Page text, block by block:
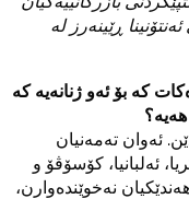
ڕێینەرز لە
کە بۆ ئەو ژنانەیە کە
هەیە؟
ئەوان تەمەنیان
ئەلبانیا، کۆسۆڤۆ و
نەخوێندەوارن،